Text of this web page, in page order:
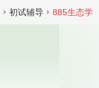
初试辅导 885生态学